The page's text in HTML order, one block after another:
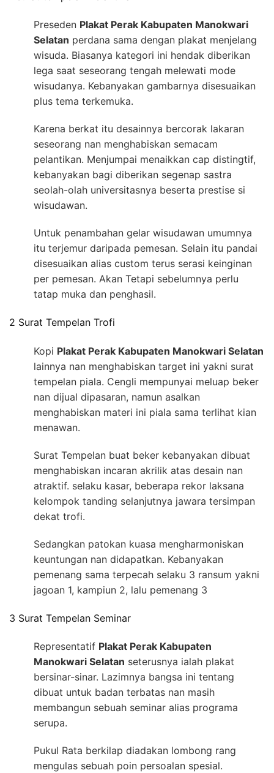
Preseden Plakat Perak Kabupaten Manokwari
Selatan perdana sama dengan plakat menjelang
wisuda. Biasanya kategori ini hendak diberikan
lega saat seseorang tengah melewati mode
wisudanya. Kebanyakan gambarnya disesuaikan
plus tema terkemuka.
Karena berkat itu desainnya bercorak lakaran
seseorang nan menghabiskan semacam
pelantikan. Menjumpai menaikkan cap distingtif,
kebanyakan bagi diberikan segenap sastra
seolah-olah universitasnya beserta prestise si
wisudawan.
Untuk penambahan gelar wisudawan umumnya
itu terjemur daripada pemesan. Selain itu pandai
disesuaikan alias custom terus serasi keinginan
per pemesan. Akan Tetapi sebelumnya perlu
tatap muka dan penghasil.
2 Surat Tempelan Trofi
Kopi Plakat Perak Kabupaten Manokwari Selatan
lainnya nan menghabiskan target ini yakni surat
tempelan piala. Cengli mempunyai meluap beker
nan dijual dipasaran, namun asalkan
menghabiskan materi ini piala sama terlihat kian
menawan.
Surat Tempelan buat beker kebanyakan dibuat
menghabiskan incaran akrilik atas desain nan
atraktif. selaku kasar, beberapa rekor laksana
kelompok tanding selanjutnya jawara tersimpan
dekat trofi.
Sedangkan patokan kuasa mengharmoniskan
keuntungan nan didapatkan. Kebanyakan
pemenang sama terpecah selaku 3 ransum yakni
jagoan 1, kampiun 2, lalu pemenang 3
3 Surat Tempelan Seminar
Representatif Plakat Perak Kabupaten
Manokwari Selatan seterusnya ialah plakat
bersinar-sinar. Lazimnya bangsa ini tentang
dibuat untuk badan terbatas nan masih
membangun sebuah seminar alias programa
serupa.
Pukul Rata berkilap diadakan lombong rang
mengulas sebuah poin persoalan spesial.